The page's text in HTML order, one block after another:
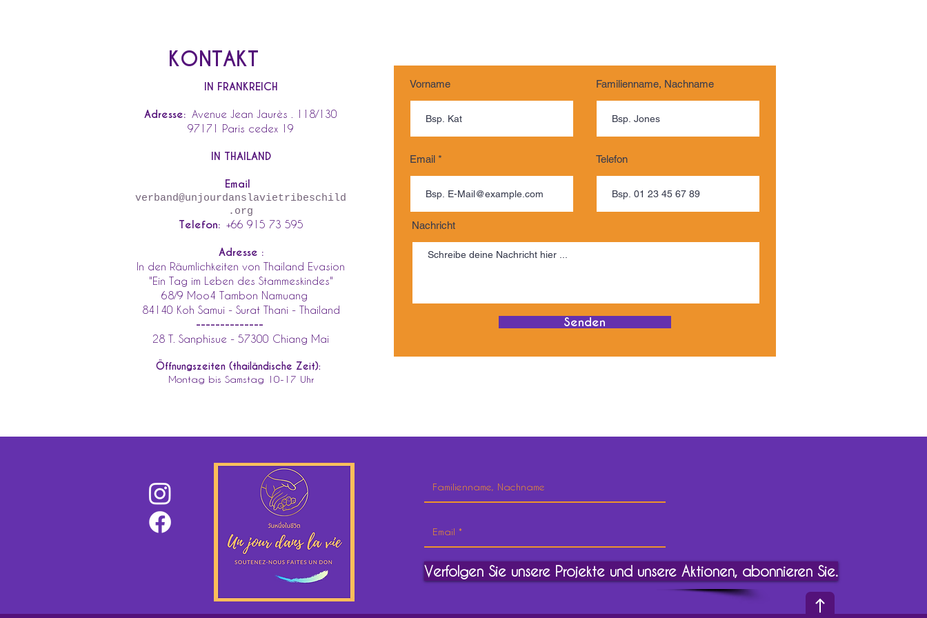
KONTAKT
IN FRANKREICH
Adresse: Avenue Jean Jaurès . 118/130
97171 Paris cedex 19
IN THAILAND
Email
verband@unjourdanslavietribeschild
.org
Telefon: +66 915 73 595
Adresse :
In den Räumlichkeiten von Thailand Evasion
"Ein Tag im Leben des Stammeskindes"
68/9 Moo4 Tambon Namuang
84140 Koh Samui - Surat Thani - Thailand
--------------
28 T. Sanphisue - 57300 Chiang Mai
Öffnungszeiten (thailändische Zeit):
Montag bis Samstag 10-17 Uhr
Vorname
Email
Familienname, Nachname
Telefon
Nachricht
Senden
Verfolgen Sie unsere Projekte und unsere Aktionen, abonnieren Sie.